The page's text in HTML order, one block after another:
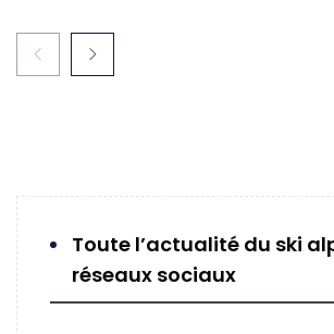
Toute l’actualité du ski
réseaux sociaux